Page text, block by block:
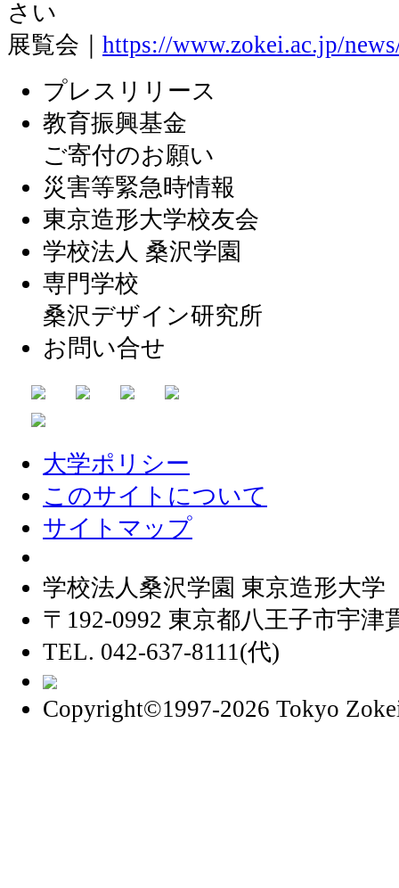
さい
展覧会｜ https://www.zokei.ac.jp/
プレスリリース
教育振興基金
ご寄付のお願い
災害等緊急時情報
東京造形大学校友会
学校法人 桑沢学園
専門学校
桑沢デザイン研究所
お問い合せ
大学ポリシー
このサイトについて
サイトマップ
学校法人桑沢学園 東京造形大学
〒192-0992 東京都八王子市宇津
TEL. 042-637-8111(代)
Copyright©1997-2026 Tokyo